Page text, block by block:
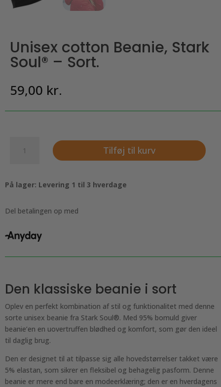
Unisex cotton Beanie, Stark
Soul® – Sort.
59,00 kr.
cotton
Soul®
Sort.
Tilføj til kurv
På lager: Levering 1 til 3 hverdage
Del betalingen op med
Den klassiske beanie i sort
Oplev en perfekt kombination af stil og funktionalitet med denne
sorte unisex beanie fra Stark Soul®. Med 95% bomuld giver
beanie’en en uovertruffen blødhed og komfort, som gør den ideel
til daglig brug.
Den er designet til at tilpasse sig alle hovedstørrelser takket være
5% elastan, som sikrer en fleksibel og behagelig pasform. Denne
beanie er mere end bare en modeerklæring; den er en hverdagens